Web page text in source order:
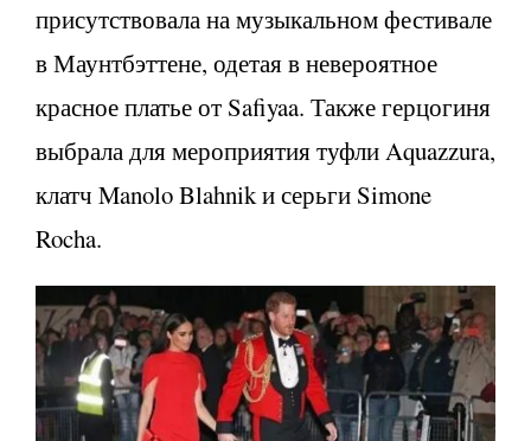
присутствовала на музыкальном фестивале
в Маунтбэттене, одетая в невероятное
красное платье от Safiyaa. Также герцогиня
выбрала для мероприятия туфли Aquazzura,
клатч Manolo Blahnik и серьги Simone
Rocha.